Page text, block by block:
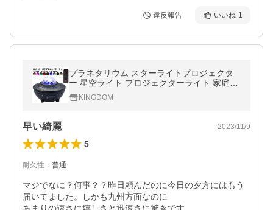
違反報告 いいね 1
プラネタリウム スターライトプロジェクタ
ー 星空ライト プロジェクターライト 家庭用
###ライトXGTYY-BK###
KINGDOM
早い綺麗 2023/11/9
5
耐久性 ： 普通
マジでなに？何事？？昨日頼んだのに今日の夕方にはもう
届いてました。しかも九州方面なのに